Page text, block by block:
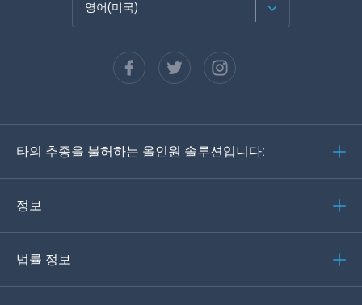
영어(미국)
Español
Deutsch
타의 추종을 불허하는 올인원 솔루션입니다:
정보
법률 정보